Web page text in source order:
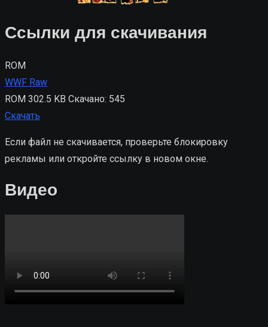
Ссылки для скачивания
ROM
WWF Raw
ROM 302.5 KB Скачано: 545
Скачать
Если файл не скачивается, проверьте блокировку
рекламы или откройте ссылку в новом окне.
Видео